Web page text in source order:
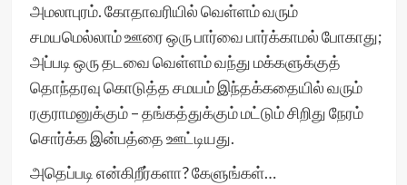
அமலாபுரம். கோதாவரியில் வெள்ளம் வரும்
சமயமெல்லாம் ஊரை ஒரு பார்வை பார்க்காமல் போகாது;
அப்படி ஒரு தடவை வெள்ளம் வந்து மக்களுக்குத்
தொந்தரவு கொடுத்த சமயம் இந்தக்கதையில் வரும்
ரகுராமனுக்கும் – தங்கத்துக்கும் மட்டும் சிறிது நேரம்
சொர்க்க இன்பத்தை ஊட்டியது.
அதெப்படி என்கிறீர்களா? கேளுங்கள்…